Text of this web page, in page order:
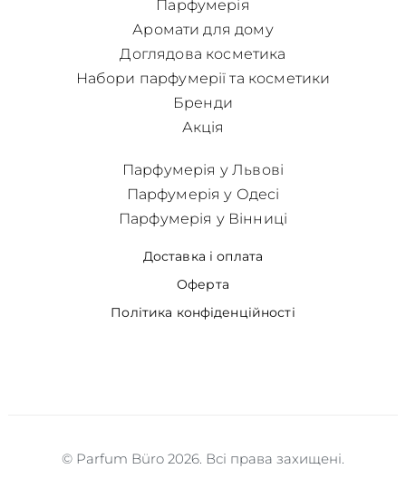
Парфумерія
Аромати для дому
Доглядова косметика
Набори парфумерії та косметики
Бренди
Акція
Доставка і оплата
Оферта
Політика конфіденційності
Парфумерія у Львові
Парфумерія у Одесі
Парфумерія у Вінниці
© Parfum Büro 2026. Всі права захищені.